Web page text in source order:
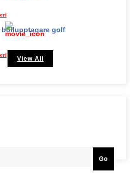
golf
View All
Go